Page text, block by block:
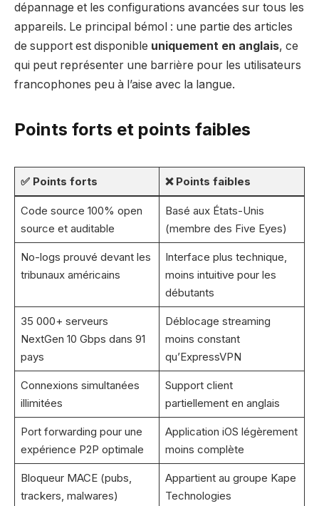
dépannage et les configurations avancées sur tous les
appareils. Le principal bémol : une partie des articles
de support est disponible uniquement en anglais, ce
qui peut représenter une barrière pour les utilisateurs
francophones peu à l’aise avec la langue.
Points forts et points faibles
✅ Points forts ❌ Points faibles
Code source 100% open
source et auditable
Basé aux États-Unis
(membre des Five Eyes)
No-logs prouvé devant les
tribunaux américains
Interface plus technique,
moins intuitive pour les
débutants
35 000+ serveurs
NextGen 10 Gbps dans 91
pays
Déblocage streaming
moins constant
qu’ExpressVPN
Connexions simultanées
illimitées
Support client
partiellement en anglais
Port forwarding pour une
expérience P2P optimale
Application iOS légèrement
moins complète
Bloqueur MACE (pubs,
trackers, malwares)
Appartient au groupe Kape
Technologies